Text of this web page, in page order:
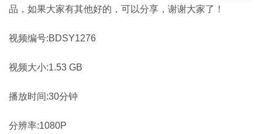
品，如果大家有其他好的，可以分享，谢谢大家了！
视频编号:BDSY1276
视频大小:1.53 GB
播放时间:30分钟
分辨率:1080P